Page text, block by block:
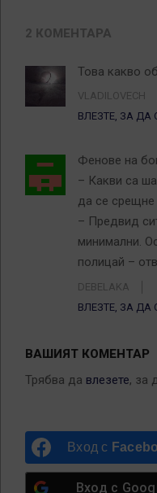
2 КОМЕНТАРА
Това какво
VLADILOVECH
ВЛЕЗТЕ, ЗА ДА
Фенове на
– Какви са
да се
– Предвид
минимални.
полицай –
DEBELAKA
ВЛЕЗТЕ, ЗА ДА
ВАШИЯТ КОМЕНТАР
Трябва да влезете, за
Вход с
Вход с